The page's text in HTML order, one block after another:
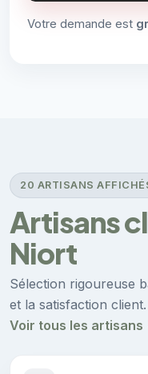
Votre demande est
20 ARTISANS
Artisans
Niort
Sélection rigoureuse
et la satisfaction client.
Voir tous les artisans